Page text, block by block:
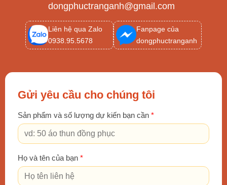
dongphuctranganh@gmail.com
Liên hệ qua Zalo
0938.95.5678
Fanpage của
dongphuctranganh
Gửi yêu cầu cho chúng tôi
Sản phẩm và số lượng dự kiến bạn cần *
Họ và tên của bạn *